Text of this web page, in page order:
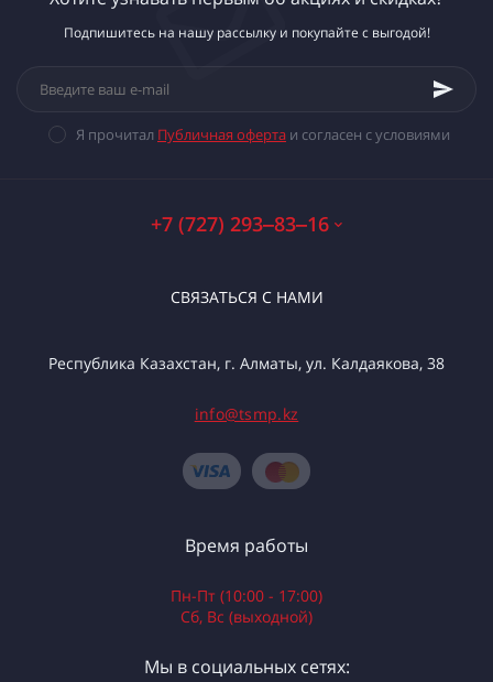
Подпишитесь на нашу рассылку и покупайте с выгодой!
Я прочитал Публичная оферта и согласен с условиями
+7 (727) 293‒83‒16
СВЯЗАТЬСЯ С НАМИ
Республика Казахстан, г. Алматы, ул. Калдаякова, 38
info@tsmp.kz
Время работы
Пн-Пт (10:00 - 17:00)
Сб, Вс (выходной)
Мы в социальных сетях: